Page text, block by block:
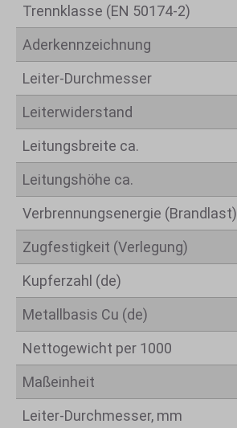
Trennklasse (EN 50174-2)
Aderkennzeichnung
Leiter-Durchmesser
Leiterwiderstand
Leitungsbreite ca.
Leitungshöhe ca.
Verbrennungsenergie (Brandlast)
Zugfestigkeit (Verlegung)
Kupferzahl (de)
Metallbasis Cu (de)
Nettogewicht per 1000
Maßeinheit
Leiter-Durchmesser, mm